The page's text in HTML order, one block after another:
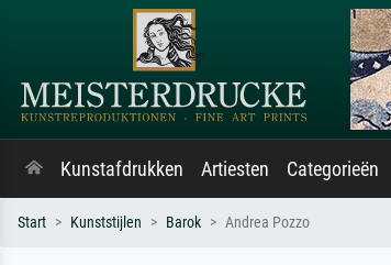
Kunstafdrukken Artiesten Categorieën
Start Kunststijlen Barok Andrea Pozzo